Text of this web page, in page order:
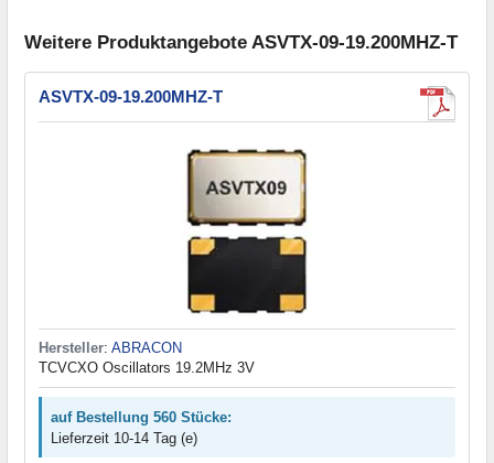
Weitere Produktangebote ASVTX-09-19.200MHZ-T
ASVTX-09-19.200MHZ-T
Hersteller: ABRACON
TCVCXO Oscillators 19.2MHz 3V
auf Bestellung 560 Stücke:
Lieferzeit 10-14 Tag (e)